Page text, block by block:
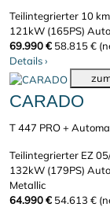
Teilintegrierter 10 km
121kW (165PS)
69.990 € 58.815 €
Details›
CARADO
T 447 PRO +
Teilintegrierter EZ
132kW (179PS)
Metallic
64.990 € 54.613 €